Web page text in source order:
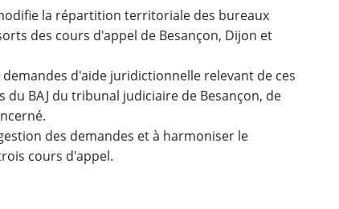
la répartition territoriale des bureaux
des cours d'appel de Besançon, Dijon et
d'aide juridictionnelle relevant de ces
BAJ du tribunal judiciaire de Besançon, de
des demandes et à harmoniser le
cours d'appel.